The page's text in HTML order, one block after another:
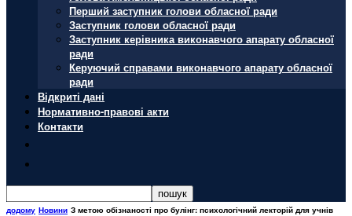
Перший заступник голови обласної ради
Заступник голови обласної ради
Заступник керівника виконавчого апарату обласної
ради
Керуючий справами виконавчого апарату обласної
ради
Відкриті дані
Нормативно-правові акти
Контакти
додому Новини З метою обізнаності про булінг: психологічний лекторій для учнів